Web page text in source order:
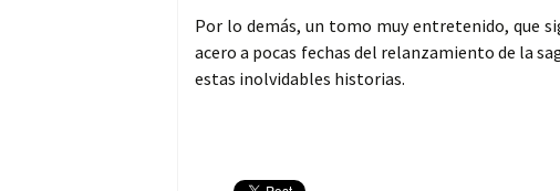
Por lo demás, un tomo muy entretenido, que
acero a pocas fechas del relanzamiento de la
estas inolvidables historias.